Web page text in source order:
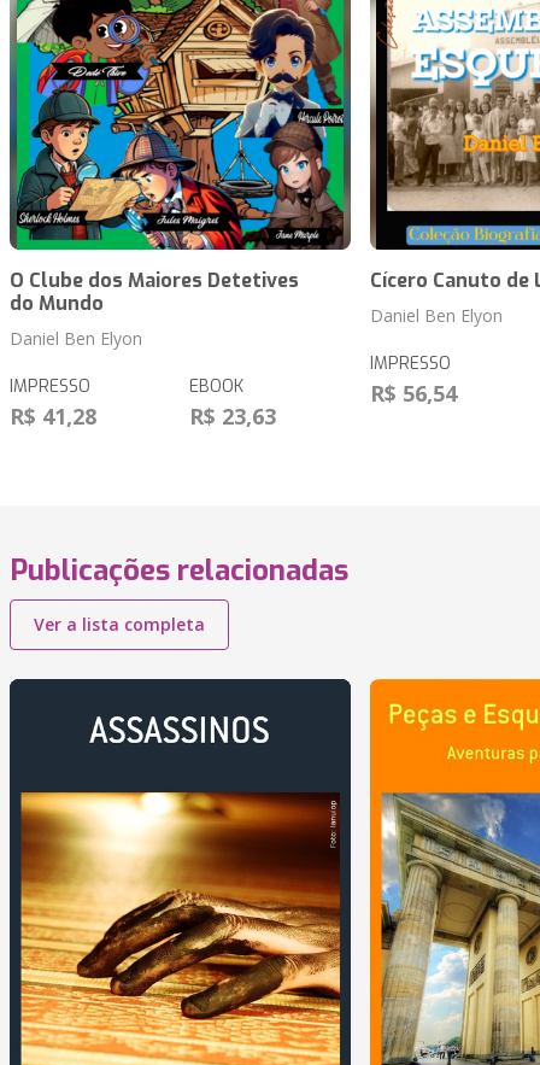
O Clube dos Maiores Detetives
do Mundo
Daniel Ben Elyon
IMPRESSO
R$ 41,28
EBOOK
R$ 23,63
Cícero Canuto de
Daniel Ben Elyon
IMPRESSO
R$ 56,54
Publicações relacionadas
Ver a lista completa